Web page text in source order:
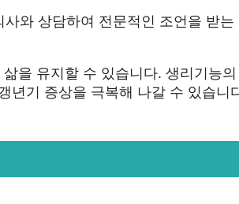
와 상담하여 전문적인 조언을 받는
을 유지할 수 있습니다. 생리기능
년기 증상을 극복해 나갈 수 있습니